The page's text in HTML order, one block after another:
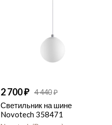
2 700 4 440
Светильник на шине
Novotech 358471